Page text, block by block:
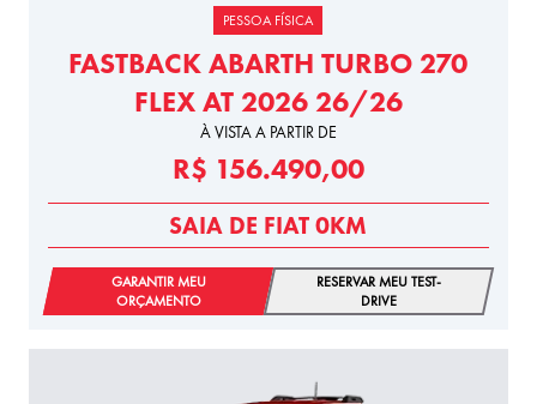
PESSOA FÍSICA
FASTBACK ABARTH TURBO 270
FLEX AT 2026 26/26
À VISTA A PARTIR DE
R$ 156.490,00
SAIA DE FIAT 0KM
GARANTIR MEU
ORÇAMENTO
RESERVAR MEU TEST-
DRIVE